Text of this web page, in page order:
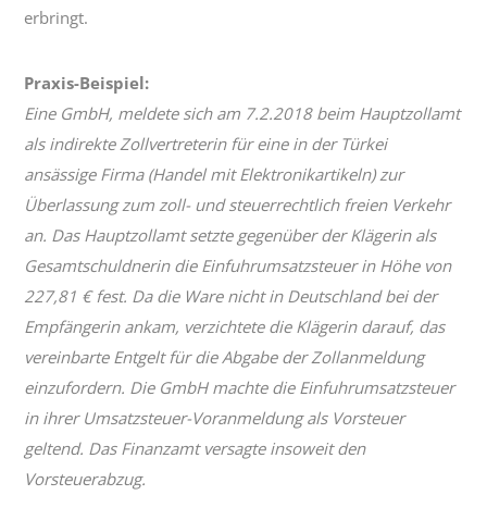
erbringt.
Praxis-Beispiel:
Eine GmbH, meldete sich am 7.2.2018 beim Hauptzollamt
als indirekte Zollvertreterin für eine in der Türkei
ansässige Firma (Handel mit Elektronikartikeln) zur
Überlassung zum zoll- und steuerrechtlich freien Verkehr
an. Das Hauptzollamt setzte gegenüber der Klägerin als
Gesamtschuldnerin die Einfuhrumsatzsteuer in Höhe von
227,81 € fest. Da die Ware nicht in Deutschland bei der
Empfängerin ankam, verzichtete die Klägerin darauf, das
vereinbarte Entgelt für die Abgabe der Zollanmeldung
einzufordern. Die GmbH machte die Einfuhrumsatzsteuer
in ihrer Umsatzsteuer-Voranmeldung als Vorsteuer
geltend. Das Finanzamt versagte insoweit den
Vorsteuerabzug.